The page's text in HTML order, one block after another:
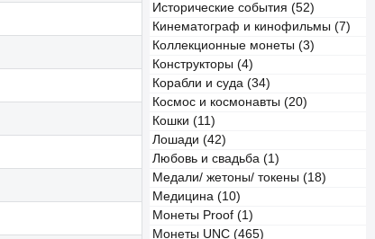
Исторические события (52)
Кинематограф и кинофильмы (7)
Коллекционные монеты (3)
Конструкторы (4)
Корабли и суда (34)
Космос и космонавты (20)
Кошки (11)
Лошади (42)
Любовь и свадьба (1)
Медали/ жетоны/ токены (18)
Медицина (10)
Монеты Proof (1)
Монеты UNC (465)